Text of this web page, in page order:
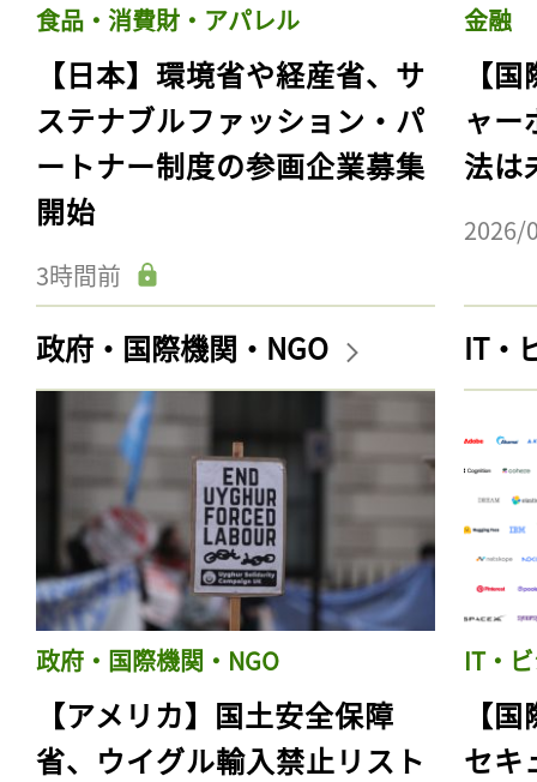
食品・消費財・アパレル
【日本】環境省や経産省、サ
ステナブルファッション・パ
ートナー制度の参画企業募集
開始
3時間前
金融
【
ャー
法は
2026/
政府・国際機関・NGO
政府・国際機関・NGO
【アメリカ】国土安全保障
省、ウイグル輸入禁止リスト
IT・
IT・
【
セキ